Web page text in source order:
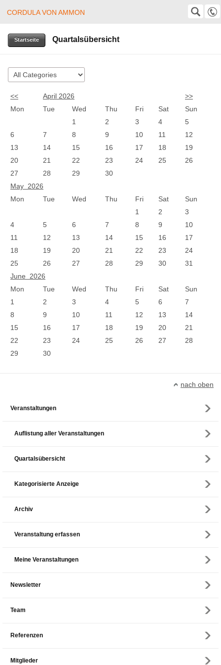
CORDULA VON AMMON
SUCHE Suche
+49 (0)8382 24403
Startseite Quartalsübersicht
<< April 2026
>>
Mon
Tue Wed Thu Fri Sat
Sun
1
2 3 4
5
6
7 8 9 10 11
12
13
14 15 16 17 18
19
20
21 22 23 24 25
26
27
28 29
30
May 2026
Mon
Tue Wed Thu Fri Sat
Sun
1
2
3
4
5 6 7 8 9
10
11
12 13 14 15 16
17
18
19 20 21 22 23
24
25
26 27 28 29 30
31
June 2026
Mon
Tue Wed Thu Fri Sat
Sun
1
2 3 4 5 6
7
8
9 10 11 12 13
14
15
16 17 18 19 20
21
22
23 24 25 26 27
28
29
30
nach oben
Veranstaltungen
Auflistung aller Veranstaltungen
Quartalsübersicht
Kategorisierte Anzeige
Archiv
Veranstaltung erfassen
Meine Veranstaltungen
Newsletter
Team
Referenzen
Mitglieder